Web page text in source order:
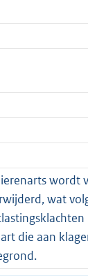
wordt
wat
die aan